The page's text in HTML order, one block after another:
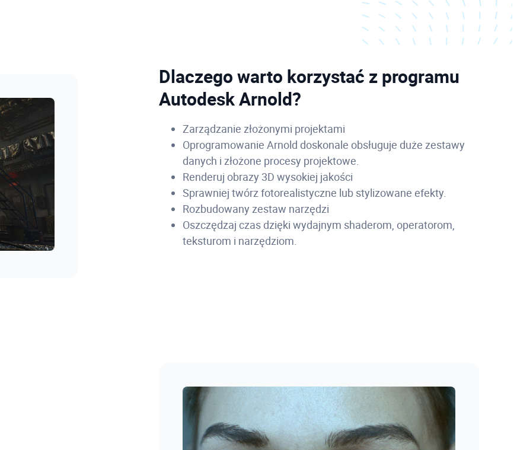
Dlaczego warto korzystać z programu
Autodesk Arnold?
Zarządzanie złożonymi projektami
Oprogramowanie Arnold doskonale obsługuje duże zestawy
danych i złożone procesy projektowe.
Renderuj obrazy 3D wysokiej jakości
Sprawniej twórz fotorealistyczne lub stylizowane efekty.
Rozbudowany zestaw narzędzi
Oszczędzaj czas dzięki wydajnym shaderom, operatorom,
teksturom i narzędziom.